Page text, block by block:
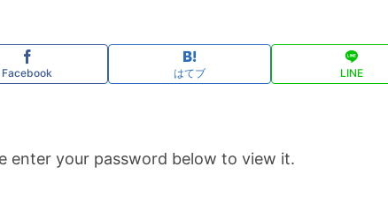
Facebook はてブ LINE
enter your password below to view it.